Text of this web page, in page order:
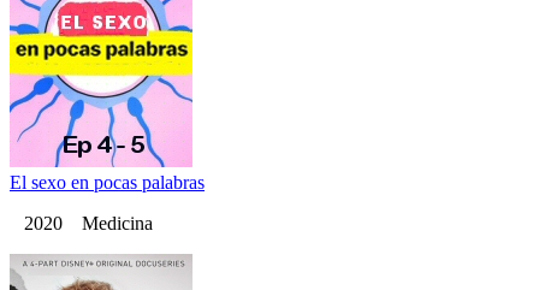
El sexo en pocas palabras
2020 Medicina